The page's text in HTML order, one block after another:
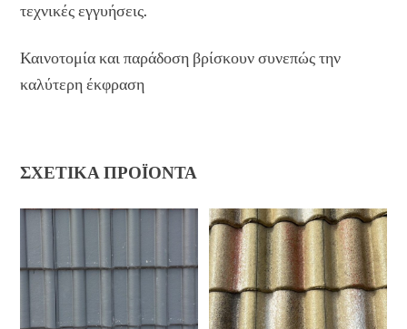
τεχνικές εγγυήσεις.
Καινοτομία και παράδοση βρίσκουν συνεπώς την
καλύτερη έκφραση
ΣΧΕΤΙΚΆ ΠΡΟΪΌΝΤΑ